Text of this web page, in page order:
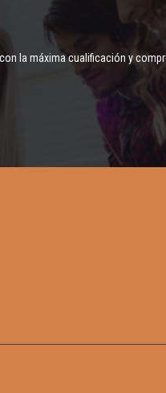
la máxima cualificación y